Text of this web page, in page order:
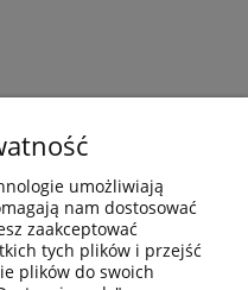
umożliwiają
nam dostosować
zaakceptować
tych plików i przejść
plików do swoich